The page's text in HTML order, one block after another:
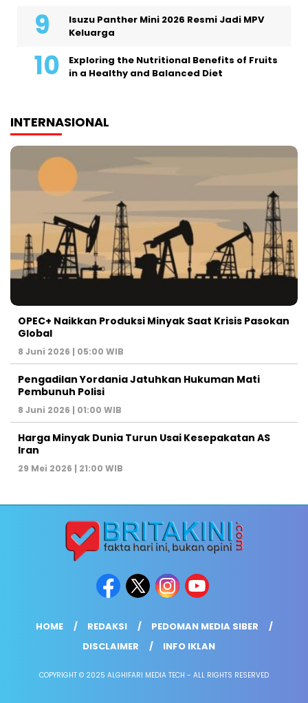
Isuzu Panther Mini 2026 Resmi Jadi MPV
Keluarga
Exploring the Nutritional Benefits of Fruits
in a Healthy and Balanced Diet
INTERNASIONAL
OPEC+ Naikkan Produksi Minyak Saat Krisis Pasokan
Global
8 Juni 2026 | 05:00 WIB
Pengadilan Yordania Jatuhkan Hukuman Mati
Pembunuh Polisi
8 Juni 2026 | 01:00 WIB
Harga Minyak Dunia Turun Usai Kesepakatan AS
Iran
29 Mei 2026 | 21:00 WIB
HOME REDAKSI
PEDOMAN MEDIA SIBER
DISCLAIMER
INFO IKLAN
COPYRIGHT © 2025 ALGHIFARI MEDIA TECH - ALL RIGHTS RESERVED